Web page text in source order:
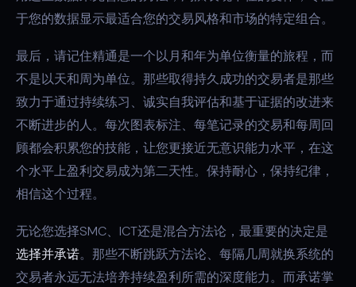
于您的数据显示最适合您的交易风格和市场的特定组合。
最后，请记住精通是一个以月和年为单位衡量的旅程，而
不是以天和周为单位。那些取得持久成功的交易者是那些
致力于通过持续练习、诚实自我评估和基于证据的改进来
不断进步的人。每次图表标注、每笔记录的交易和每周回
顾都会积累您的技能，让您更接近无意识能力水平，在这
个水平上盈利交易成为第二天性。保持耐心，保持纪律，
相信这个过程。
无论您选择SMC、ICT还是混合方法论，最重要的决定是
选择并承诺。那些不断跳跃方法论、每隔几周就换系统的
交易者永远无法培养持续盈利所需的深度能力。而承诺掌